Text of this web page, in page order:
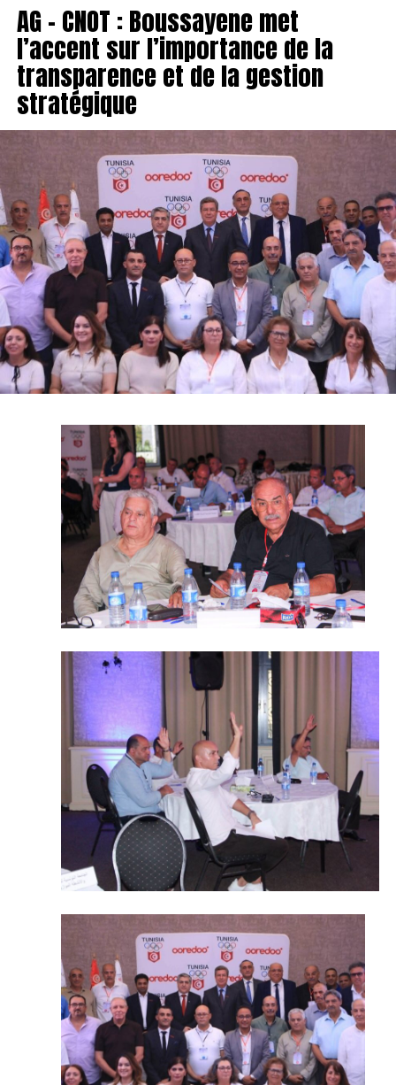
AG – CNOT : Boussayene met
l’accent sur l’importance de la
transparence et de la gestion
stratégique